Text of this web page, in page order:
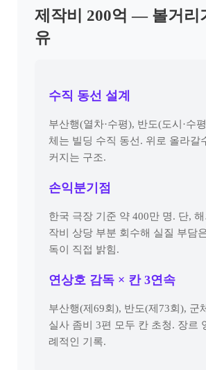
제작비 200억 — 볼거리
유
수직 동선 설계
부산행(열차·수평), 반도(도시·수
체는 빌딩 수직 동선. 위로 올라갈
커지는 구조.
손익분기점
한국 극장 기준 약 400만 명. 단, 해
작비 상당 부분 회수해 실질 부담
독이 직접 밝힘.
연상호 감독 × 칸 3연속
부산행(제69회), 반도(제73회),
실사 좀비 3편 모두 칸 초청. 장르
례적인 기록.